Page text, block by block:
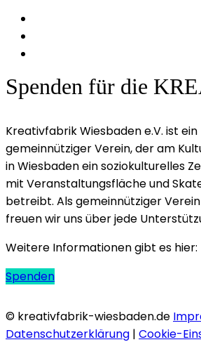
Spenden für die
Kreativfabrik Wiesbaden e.V. ist ein
gemeinnütziger Verein, der am
in Wiesbaden ein soziokulturelles
mit Veranstaltungsfläche und
betreibt. Als gemeinnütziger Verein
freuen wir uns über jede
Weitere Informationen gibt es hier:
Spenden
© kreativfabrik-wiesbaden.de
Datenschutzerklärung | Cookie-